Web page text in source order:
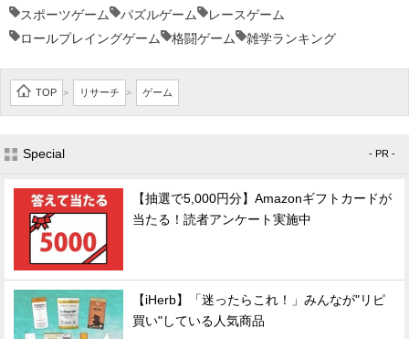
スポーツゲーム
パズルゲーム
レースゲーム
ロールプレイングゲーム
格闘ゲーム 雑学ランキング
TOP > リサーチ > ゲーム
Special - PR -
【抽選で5,000円分】Amazonギフトカードが
当たる！読者アンケート実施中
【iHerb】「迷ったらこれ！」みんなが"リピ
買い"している人気商品